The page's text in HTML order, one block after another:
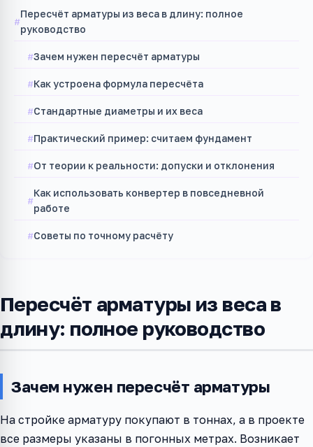
Пересчёт арматуры из веса в длину: полное
руководство
Зачем нужен пересчёт арматуры
Как устроена формула пересчёта
Стандартные диаметры и их веса
Практический пример: считаем фундамент
От теории к реальности: допуски и отклонения
Как использовать конвертер в повседневной
работе
Советы по точному расчёту
Пересчёт арматуры из веса в
длину: полное руководство
Зачем нужен пересчёт арматуры
На стройке арматуру покупают в тоннах, а в проекте
все размеры указаны в погонных метрах. Возникает